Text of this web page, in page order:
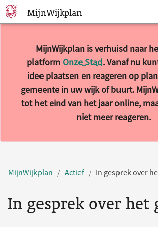
Sla navigatie over
MijnWijkplan
MijnWijkplan is verhuisd naar
platform Onze Stad. Vanaf nu
idee plaatsen en reageren op
gemeente in uw wijk of buurt.
tot het eind van het jaar online,
niet meer reageren.
MijnWijkplan Actief In gesprek over
In gesprek over het